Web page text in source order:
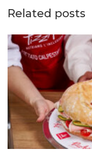
Related posts